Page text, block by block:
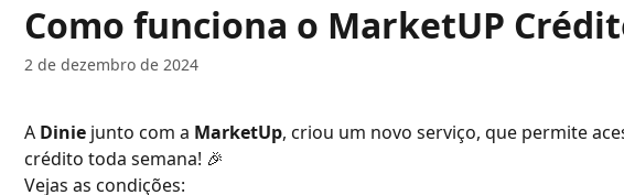
Como funciona o MarketUP
2 de dezembro de 2024
A Dinie junto com a MarketUp, criou um novo serviço, que permite
crédito toda semana! 🎉
Vejas as condições: